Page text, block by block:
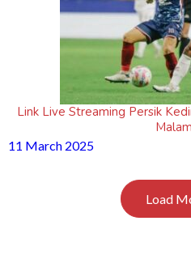
Link Live Streaming Persik
11 March 2025
Load